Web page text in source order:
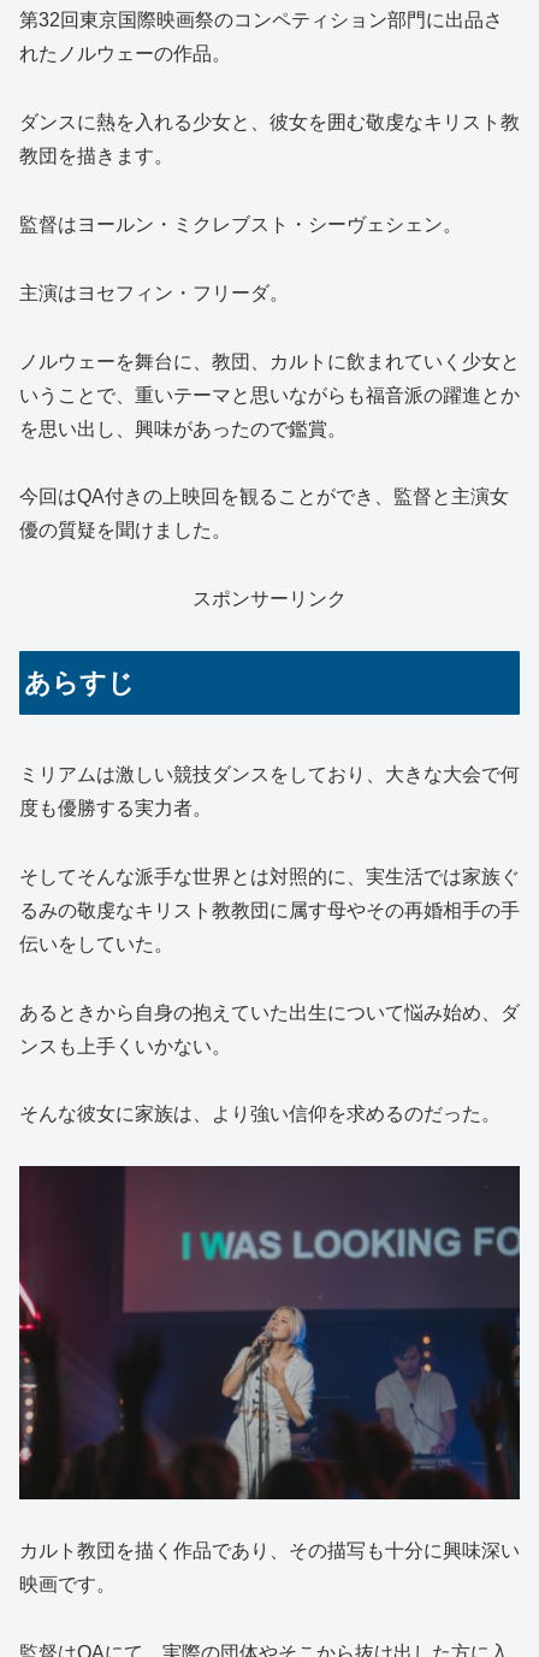
第32回東京国際映画祭のコンペティション部門に出品さ
れたノルウェーの作品。
ダンスに熱を入れる少女と、彼女を囲む敬虔なキリスト教
教団を描きます。
監督はヨールン・ミクレブスト・シーヴェシェン。
主演はヨセフィン・フリーダ。
ノルウェーを舞台に、教団、カルトに飲まれていく少女と
いうことで、重いテーマと思いながらも福音派の躍進とか
を思い出し、興味があったので鑑賞。
今回はQA付きの上映回を観ることができ、監督と主演女
優の質疑を聞けました。
スポンサーリンク
あらすじ
ミリアムは激しい競技ダンスをしており、大きな大会で何
度も優勝する実力者。
そしてそんな派手な世界とは対照的に、実生活では家族ぐ
るみの敬虔なキリスト教教団に属す母やその再婚相手の手
伝いをしていた。
あるときから自身の抱えていた出生について悩み始め、ダ
ンスも上手くいかない。
そんな彼女に家族は、より強い信仰を求めるのだった。
カルト教団を描く作品であり、その描写も十分に興味深い
映画です。
監督はQAにて、実際の団体やそこから抜け出した方に入